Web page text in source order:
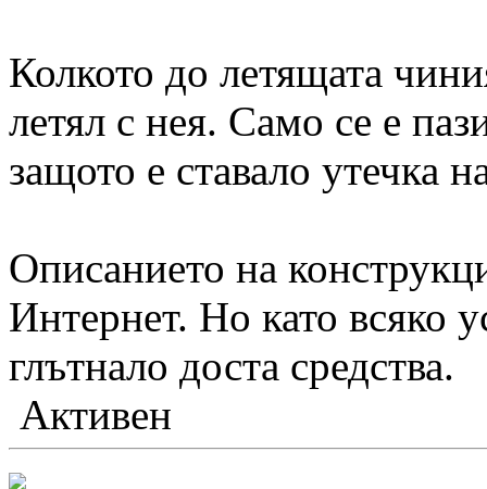
Колкото до летящата
летял с нея. Само се е
защото е ставало утечка
Описанието на
Интернет. Но като всяко
глътнало доста средства.
Активен